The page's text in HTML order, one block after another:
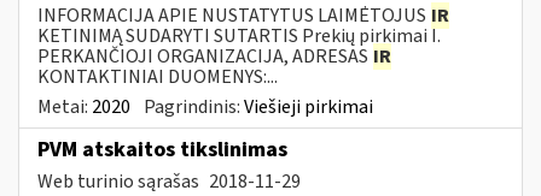
INFORMACIJA APIE NUSTATYTUS LAIMĖTOJUS IR
KETINIMĄ SUDARYTI SUTARTIS Prekių pirkimai I.
PERKANČIOJI ORGANIZACIJA, ADRESAS IR
KONTAKTINIAI DUOMENYS:...
Metai: 2020 Pagrindinis:Viešieji pirkimai
PVM atskaitos tikslinimas
Web turinio sąrašas 2018-11-29